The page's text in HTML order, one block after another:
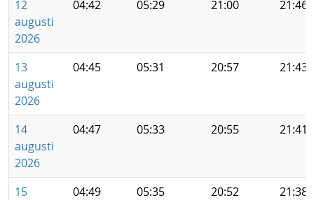
12
augusti
2026
04:42 05:29 21:00 21:46
13
augusti
2026
04:45 05:31 20:57 21:43
14
augusti
2026
04:47 05:33 20:55 21:41
15
04:49 05:35 20:52 21:38